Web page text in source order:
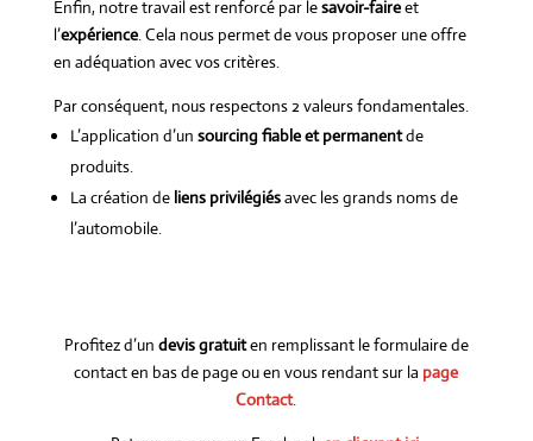
Enfin, notre travail est renforcé par lesavoir-faireet
l’expérience. Cela nous permet de vous proposer une offre
en adéquation avec vos critères.
Par conséquent, nous respectons 2 valeurs fondamentales.
L’application d’un sourcing fiable et permanentde
produits.
La création de liens privilégiésavec les grands noms de
l’automobile.
Profitez d’un devis gratuiten remplissant le formulaire de
contact en bas de page ou en vous rendant sur la page
Contact.